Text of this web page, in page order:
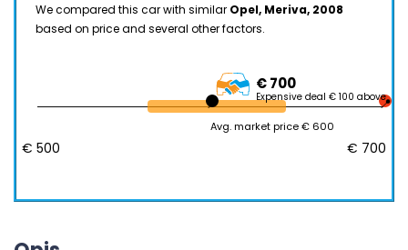
We compared this car with similar Opel, Meriva, 2008
based on price and several other factors.
€ 700
Expensive deal € 100 above
Avg. market price € 600
€ 500 € 700